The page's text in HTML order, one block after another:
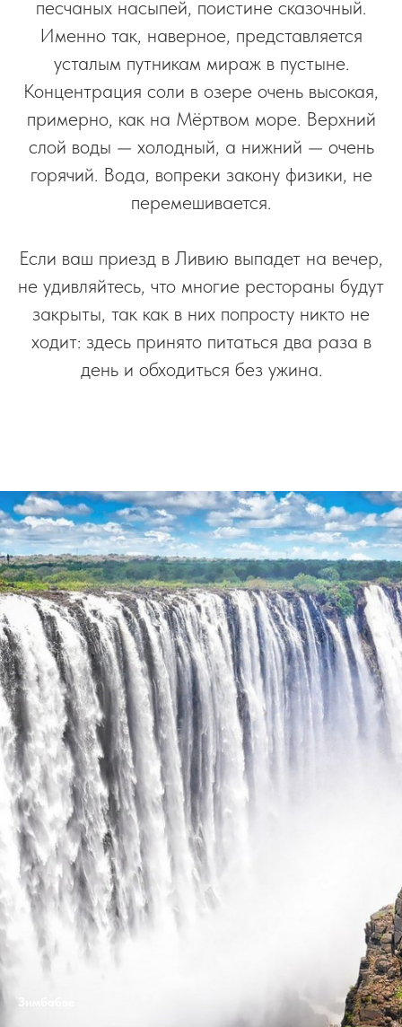
песчаных насыпей, поистине сказочный.
Именно так, наверное, представляется
усталым путникам мираж в пустыне.
Концентрация соли в озере очень высокая,
примерно, как на Мёртвом море. Верхний
слой воды — холодный, а нижний — очень
горячий. Вода, вопреки закону физики, не
перемешивается.
Если ваш приезд в Ливию выпадет на вечер,
не удивляйтесь, что многие рестораны будут
закрыты, так как в них попросту никто не
ходит: здесь принято питаться два раза в
день и обходиться без ужина.